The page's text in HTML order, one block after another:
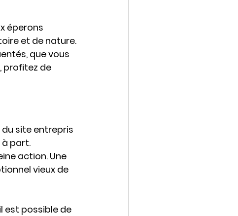
éperons
et de nature.
que vous
profitez de
site entrepris
part.
action. Une
vieux de
est possible de